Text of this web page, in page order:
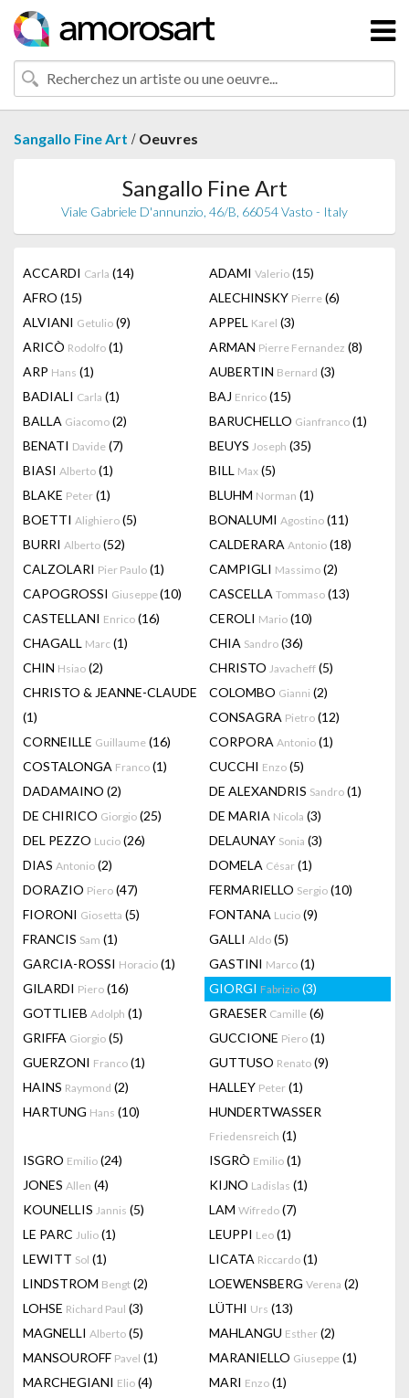
Sangallo Fine Art / Oeuvres
Sangallo Fine Art
Viale Gabriele D'annunzio, 46/B, 66054 Vasto - Italy
ACCARDI Carla (14) ADAMI Valerio (15)
AFRO (15) ALECHINSKY Pierre (6)
ALVIANI Getulio (9) APPEL Karel (3)
ARICÒ Rodolfo (1) ARMAN Pierre Fernandez (8)
ARP Hans (1) AUBERTIN Bernard (3)
BADIALI Carla (1) BAJ Enrico (15)
BALLA Giacomo (2) BARUCHELLO Gianfranco (1)
BENATI Davide (7) BEUYS Joseph (35)
BIASI Alberto (1) BILL Max (5)
BLAKE Peter (1) BLUHM Norman (1)
BOETTI Alighiero (5) BONALUMI Agostino (11)
BURRI Alberto (52) CALDERARA Antonio (18)
CALZOLARI Pier Paulo (1) CAMPIGLI Massimo (2)
CAPOGROSSI Giuseppe(10) CASCELLA Tommaso (13)
CASTELLANI Enrico (16) CEROLI Mario (10)
CHAGALL Marc (1) CHIA Sandro (36)
CHIN Hsiao (2) CHRISTO Javacheff (5)
CHRISTO & JEANNE-CLAUDE
(1)
COLOMBO Gianni (2)
CONSAGRA Pietro (12)
CORNEILLE Guillaume (16) CORPORA Antonio (1)
COSTALONGA Franco (1) CUCCHI Enzo (5)
DADAMAINO (2) DE ALEXANDRIS Sandro (1)
DE CHIRICO Giorgio (25) DE MARIA Nicola (3)
DEL PEZZO Lucio (26) DELAUNAY Sonia (3)
DIAS Antonio (2) DOMELA César (1)
DORAZIO Piero (47) FERMARIELLO Sergio (10)
FIORONI Giosetta (5) FONTANA Lucio (9)
FRANCIS Sam (1) GALLI Aldo (5)
GARCIA-ROSSI Horacio (1) GASTINI Marco (1)
GILARDI Piero (16) GIORGI Fabrizio (3)
GOTTLIEB Adolph (1) GRAESER Camille (6)
GRIFFA Giorgio (5) GUCCIONE Piero (1)
GUERZONI Franco (1) GUTTUSO Renato (9)
HAINS Raymond (2) HALLEY Peter (1)
HARTUNG Hans (10) HUNDERTWASSER
Friedensreich (1)
ISGRO Emilio (24) ISGRÒ Emilio (1)
JONES Allen (4) KIJNO Ladislas (1)
KOUNELLIS Jannis (5) LAM Wifredo (7)
LE PARC Julio (1) LEUPPI Leo (1)
LEWITT Sol (1) LICATA Riccardo (1)
LINDSTROM Bengt (2) LOEWENSBERG Verena (2)
LOHSE Richard Paul (3) LÜTHI Urs (13)
MAGNELLI Alberto (5) MAHLANGU Esther (2)
MANSOUROFF Pavel (1) MARANIELLO Giuseppe (1)
MARCHEGIANI Elio (4) MARI Enzo (1)